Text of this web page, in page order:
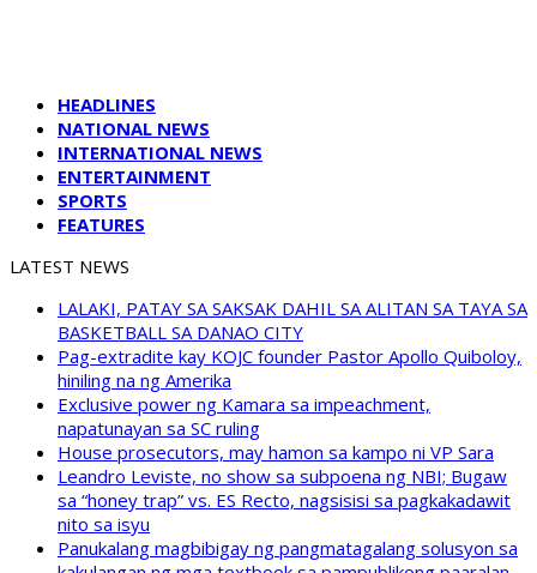
HEADLINES
NATIONAL NEWS
INTERNATIONAL NEWS
ENTERTAINMENT
SPORTS
FEATURES
LATEST NEWS
LALAKI, PATAY SA SAKSAK DAHIL SA ALITAN SA TAYA SA
BASKETBALL SA DANAO CITY
Pag-extradite kay KOJC founder Pastor Apollo Quiboloy,
hiniling na ng Amerika
Exclusive power ng Kamara sa impeachment,
napatunayan sa SC ruling
House prosecutors, may hamon sa kampo ni VP Sara
Leandro Leviste, no show sa subpoena ng NBI; Bugaw
sa “honey trap” vs. ES Recto, nagsisisi sa pagkakadawit
nito sa isyu
Panukalang magbibigay ng pangmatagalang solusyon sa